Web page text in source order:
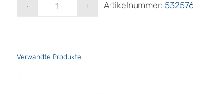
Artikelnummer: 532576
Verwandte Produkte